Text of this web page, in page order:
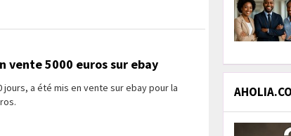
vente 5000 euros sur ebay
jours, a été mis en vente sur ebay pour la